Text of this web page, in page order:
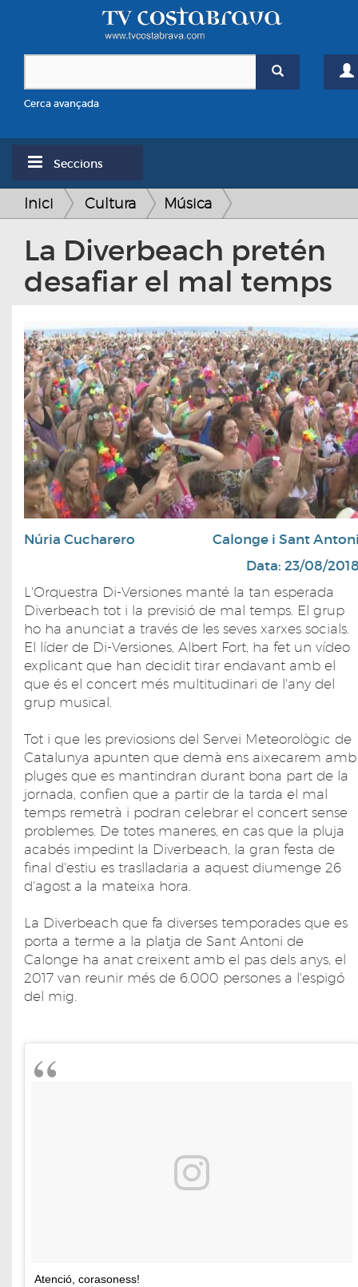
Cerca avançada
Seccions
Inici Cultura Música
La Diverbeach pretén
desafiar el mal temps
Núria Cucharero
Calonge i Sant
Data: 23/08/
L'Orquestra Di-Versiones manté la tan esperada
Diverbeach tot i la previsió de mal temps. El grup
ho ha anunciat a través de les seves xarxes socials.
El líder de Di-Versiones, Albert Fort, ha fet un vídeo
explicant que han decidit tirar endavant amb el
que és el concert més multitudinari de l'any del
grup musical.
Tot i que les previosions del Servei Meteorològic de
Catalunya apunten que demà ens aixecarem amb
pluges que es mantindran durant bona part de la
jornada, confien que a partir de la tarda el mal
temps remetrà i podran celebrar el concert sense
problemes. De totes maneres, en cas que la pluja
acabés impedint la Diverbeach, la gran festa de
final d'estiu es traslladaria a aquest diumenge 26
d'agost a la mateixa hora.
La Diverbeach que fa diverses temporades que es
porta a terme a la platja de Sant Antoni de
Calonge ha anat creixent amb el pas dels anys, el
2017 van reunir més de 6.000 persones a l'espigó
del mig.
Atenció, corasoness!